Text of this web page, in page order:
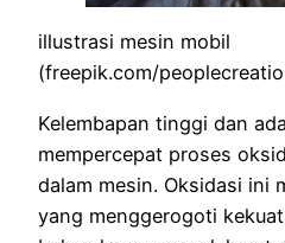
illustrasi mesin mobil
(freepik.com/
Kelembapan tinggi dan
mempercepat proses
dalam mesin. Oksidasi ini
yang menggerogoti